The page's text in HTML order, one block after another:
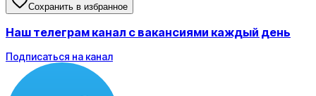
Сохранить в избранное
Наш телеграм канал с вакансиями каждый день
Подписаться на канал